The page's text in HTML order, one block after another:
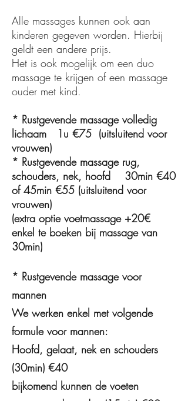
Alle massages kunnen ook aan
kinderen gegeven worden. Hierbij
geldt een andere prijs.
Het is ook mogelijk om een duo
massage te krijgen of een massage
ouder met kind.
* Rustgevende massage volledig
lichaam 1u €75 (uitsluitend voor
vrouwen)
* Rustgevende massage rug,
schouders, nek, hoofd 30min €40
of 45min €55 (uitsluitend voor
vrouwen)
(extra optie voetmassage +20€
enkel te boeken bij massage van
30min)​​
* Rustgevende massage voor
mannen
We werken enkel met volgende
formule voor mannen:
Hoofd, gelaat, nek en schouders
(30min) €40
bijkomend kunnen de voeten